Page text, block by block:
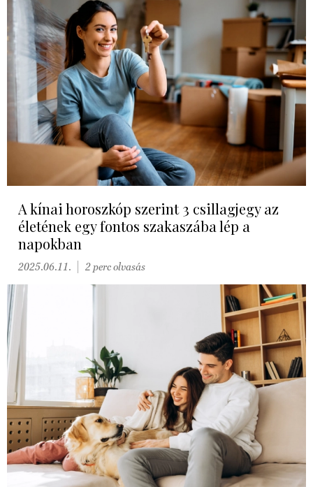
A kínai horoszkóp szerint 3 csillagjegy az
életének egy fontos szakaszába lép a
napokban
2025.06.11. 2 perc olvasás